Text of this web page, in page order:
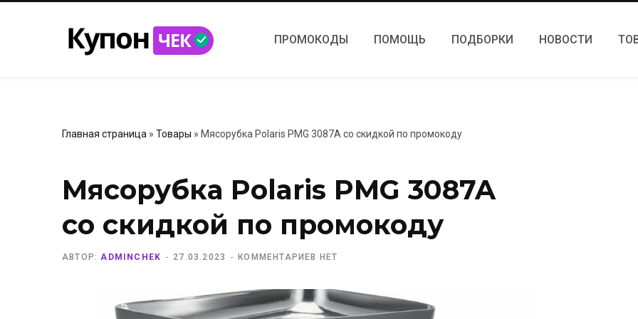
ПРОМОКОДЫ ПОМОЩЬ ПОДБОРКИ НОВОСТИ
Главная страница » Товары » Мясорубка Polaris PMG 3087A со скидкой по промокоду
Мясорубка Polaris PMG 3087A
со скидкой по промокоду
АВТОР: ADMINCHEK 27.03.2023 КОММЕНТАРИЕВ НЕТ